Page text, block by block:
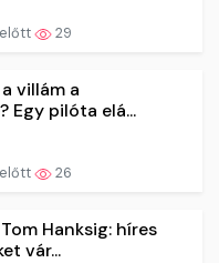
29
villám a
Egy pilóta elá...
26
Hanksig: híres
vár...